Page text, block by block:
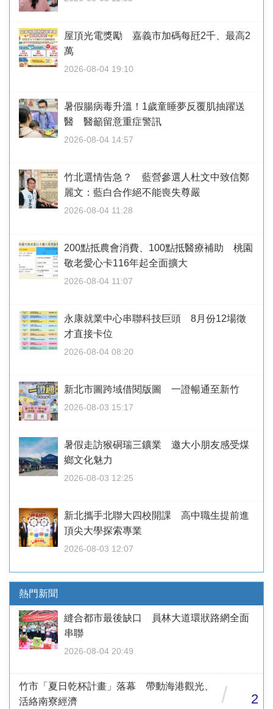
屋頂光電獎勵 嘉義市加碼每瓩2千、最高2
萬
2026-08-04 19:10
暑假腸病毒升溫！1歲童睡夢反覆肌抽躍送
醫 醫籲留意重症警訊
2026-08-04 14:57
竹北選情告急？ 藍營參選人杜文中致信鄭
麗文：藍白合作絕不能喪失尊嚴
2026-08-04 11:28
200點抵農會消費、100點抵醫療補助 桃園
敬老愛心卡116年起全面擴大
2026-08-04 11:07
永康就業中心串聯科技巨頭 8月份12場徵
才直接卡位
2026-08-04 08:20
新北市圖跨域借閱版圖 一證暢通至新竹
2026-08-03 15:17
暑假走訪猴硐瑞三鑛業 邀大小朋友感受煤
鄉文化魅力
2026-08-03 12:25
新北攜手北聯大四校開課 高中職生提前進
頂尖大學探索專業
2026-08-03 12:07
熱門新聞
縫合都市最後缺口 員林大道環狀路網全面
串聯
2026-08-04 20:49
竹市「夏日乾杯計畫」落幕 帶動海港觀光、
活絡南寮經濟
/ 2